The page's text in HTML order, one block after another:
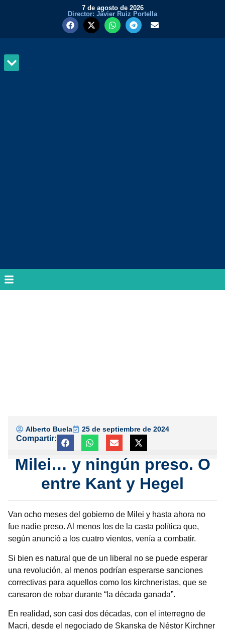
7 de agosto de 2026
Director: Javier Ruiz Portella
Alberto Buela 25 de septiembre de 2024
Compartir:
Milei… y ningún preso. O
entre Kant y Hegel
Van ocho meses del gobierno de Milei y hasta ahora no
fue nadie preso. Al menos los de la casta política que,
según anunció a los cuatro vientos, venía a combatir.
Si bien es natural que de un liberal no se puede esperar
una revolución, al menos podrían esperarse sanciones
correctivas para aquellos como los kirchneristas, que se
cansaron de robar durante “la década ganada”.
En realidad, son casi dos décadas, con el interregno de
Macri, desde el negociado de Skanska de Néstor Kirchner